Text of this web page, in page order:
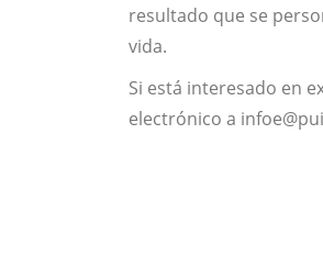
resultado que se
vida.
Si está interesado en
electrónico a